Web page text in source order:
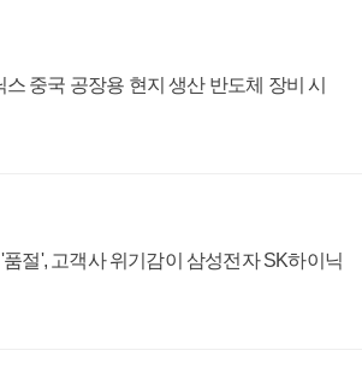
중국 공장용 현지 생산 반도체 장비 시
절', 고객사 위기감이 삼성전자 SK하이닉